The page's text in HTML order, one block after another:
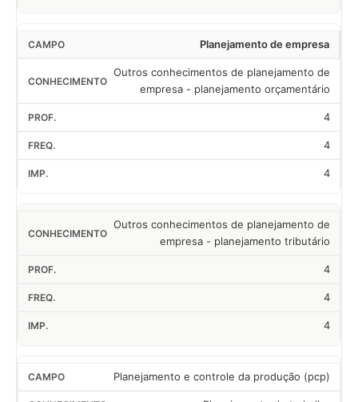
Planejamento de empresa
Outros conhecimentos de planejamento de
empresa - planejamento orçamentário
4
4
4
Outros conhecimentos de planejamento de
empresa - planejamento tributário
4
4
4
Planejamento e controle da produção (pcp)